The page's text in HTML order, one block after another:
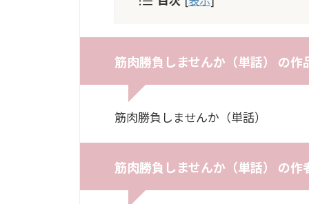
筋肉勝負しませんか（単話） の作
筋肉勝負しませんか（単話）
筋肉勝負しませんか（単話） の作